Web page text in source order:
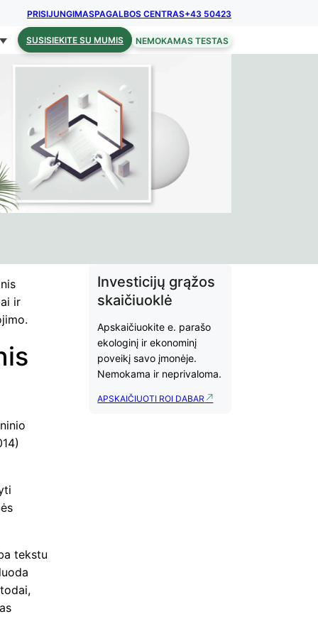
PRISIJUNGIMASPAGALBOS CENTRAS+43 50423
SUSISIEKITE SU MUMIS NEMOKAMAS TESTAS
ir
tekstu
Investicijų grąžos
skaičiuoklė
Apskaičiuokite e. parašo
ekologinį ir ekonominį
poveikį savo įmonėje.
Nemokama ir neprivaloma.
APSKAIČIUOTI ROI DABAR